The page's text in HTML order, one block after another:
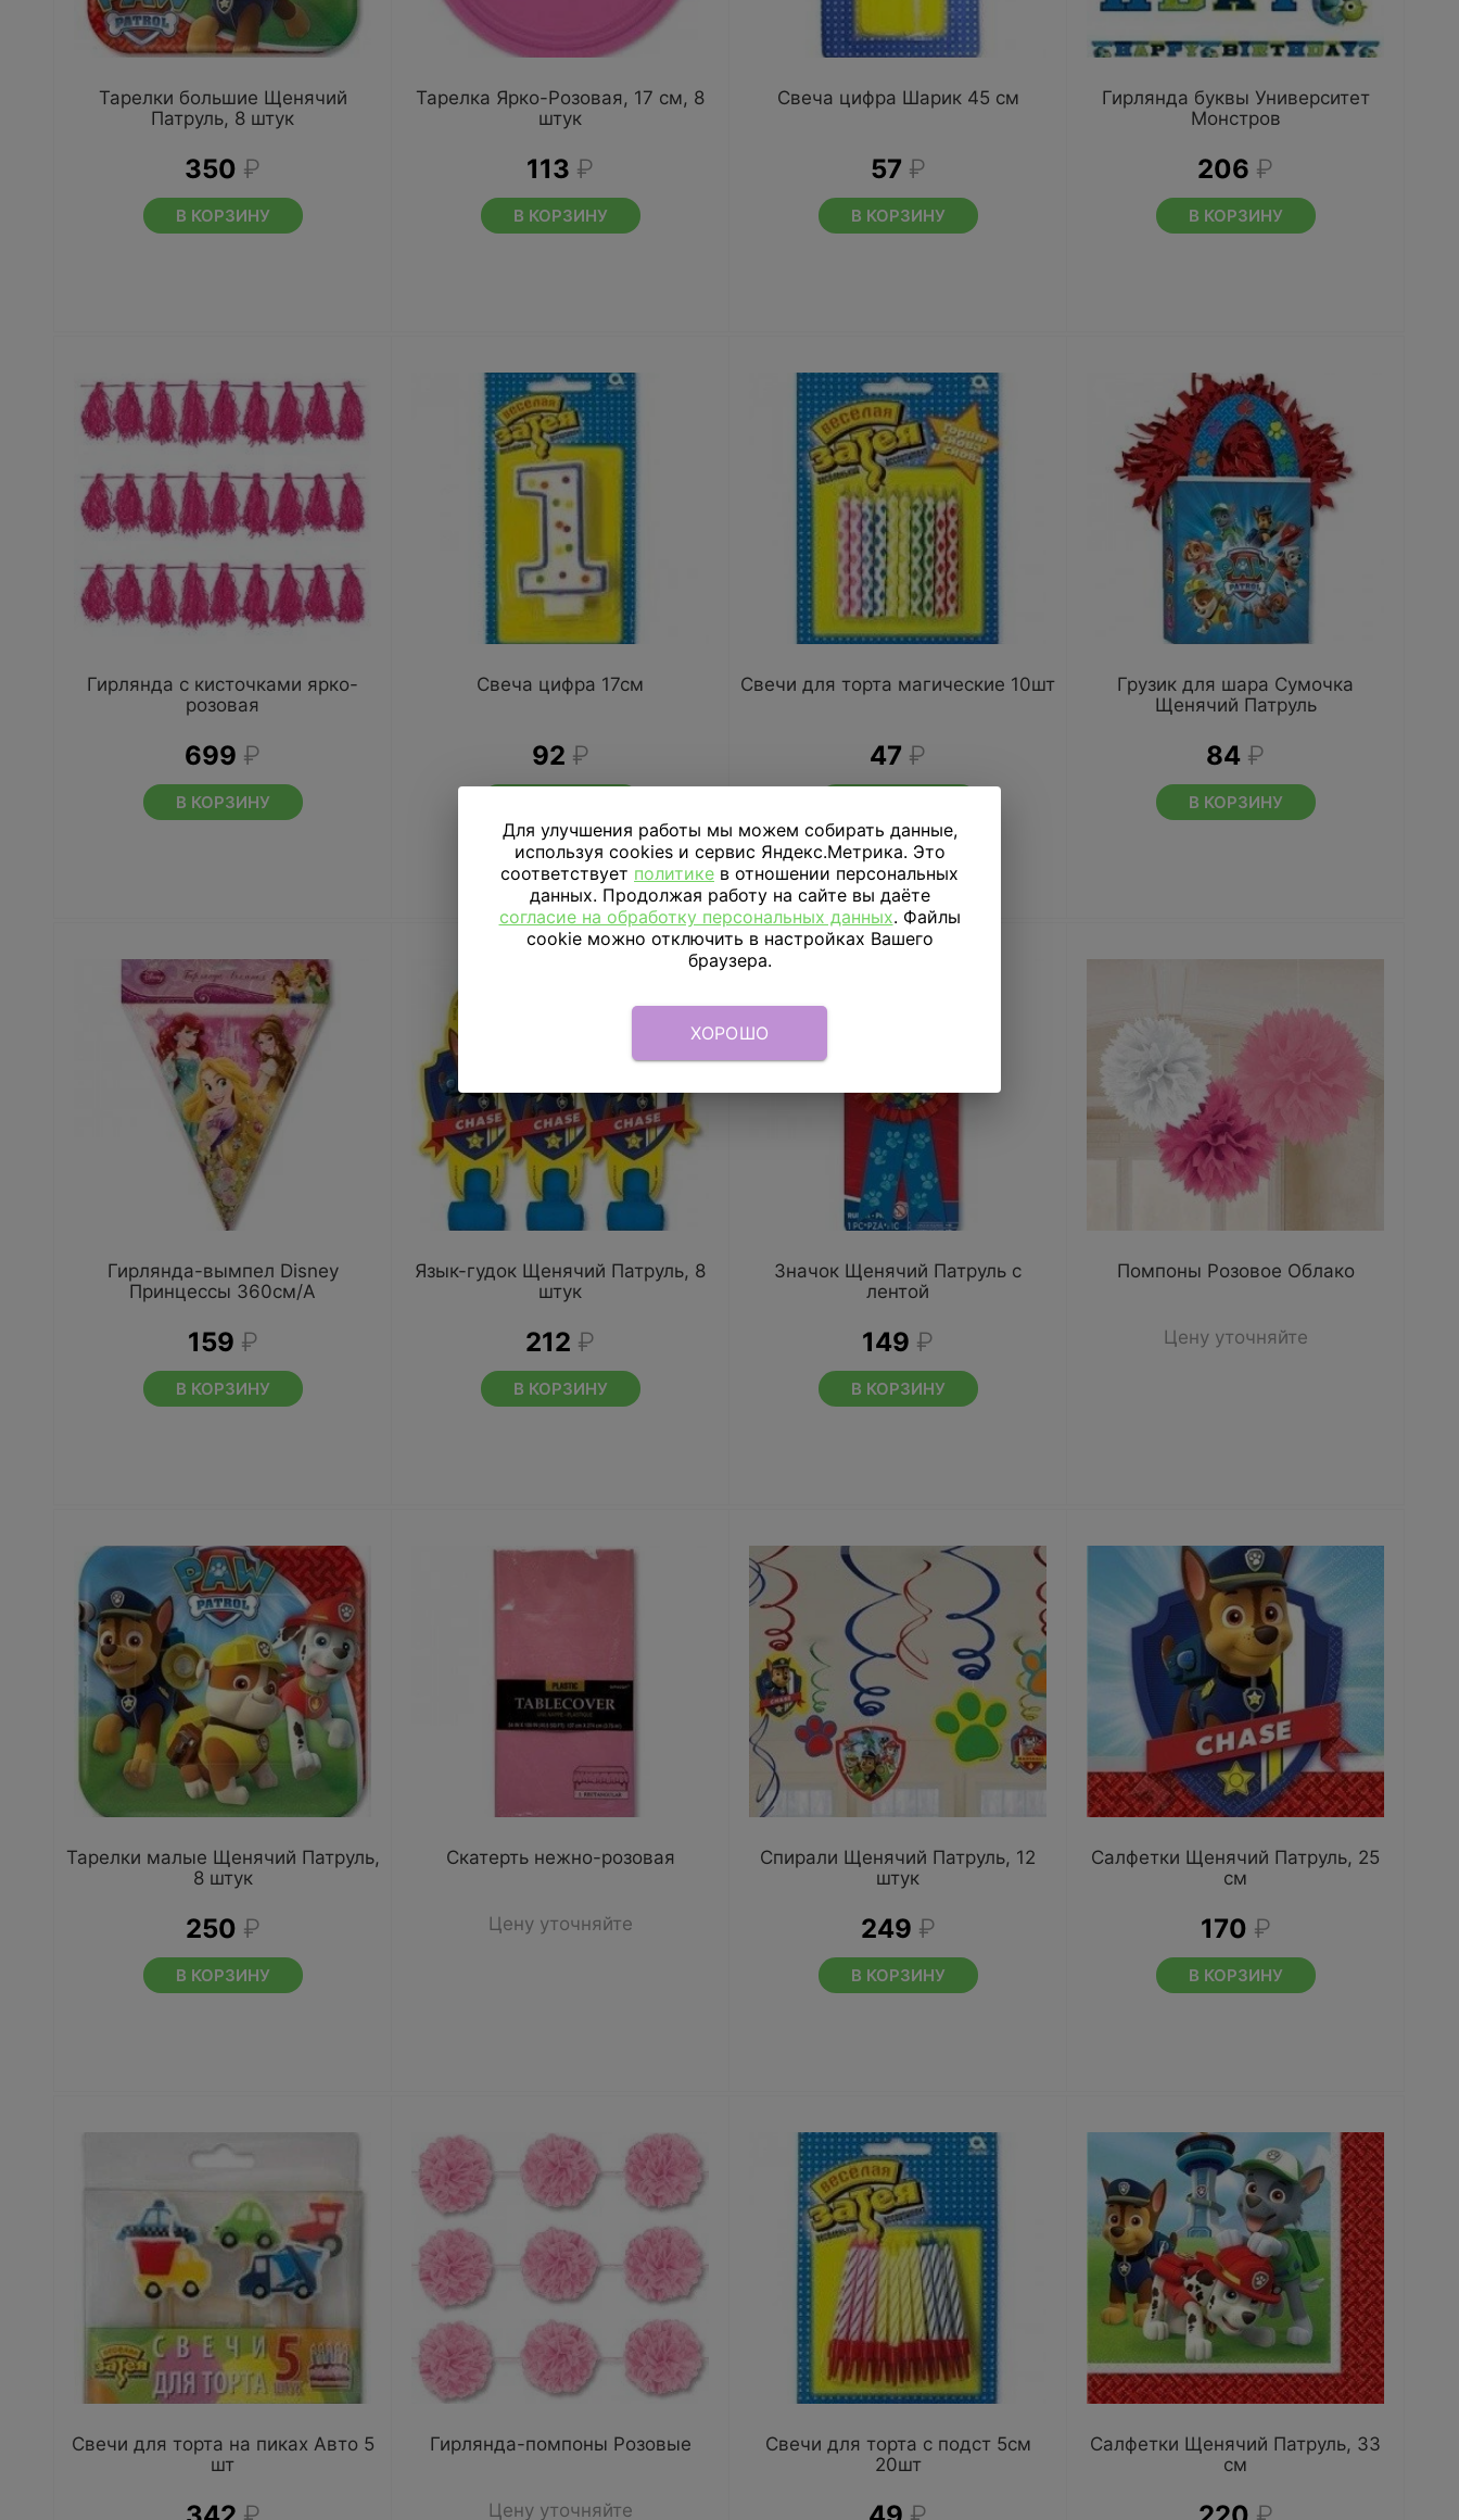
Тарелки большие Щенячий
Патруль, 8 штук
350 ₽
В КОРЗИНУ
Тарелка Ярко-Розовая, 17 см, 8
штук
113 ₽
В КОРЗИНУ
Свеча цифра Шарик 45 см
57 ₽
В КОРЗИНУ
Гирлянда буквы Университет
Монстров
206 ₽
В КОРЗИНУ
Гирлянда с кисточками ярко-
розовая
699 ₽
В КОРЗИНУ
Свеча цифра 17см
92 ₽
Свечи для торта магические 10шт
47 ₽
Грузик для шара Сумочка
Щенячий Патруль
84 ₽
В КОРЗИНУ
Гирлянда-вымпел Disney
Принцессы 360см/А
159 ₽
В КОРЗИНУ
Язык-гудок Щенячий Патруль, 8
штук
212 ₽
В КОРЗИНУ
Значок Щенячий Патруль с
лентой
149 ₽
В КОРЗИНУ
Помпоны Розовое Облако
Цену уточняйте
Тарелки малые Щенячий Патруль,
8 штук
250 ₽
В КОРЗИНУ
Скатерть нежно-розовая
Цену уточняйте
Спирали Щенячий Патруль, 12
штук
249 ₽
В КОРЗИНУ
Салфетки Щенячий Патруль, 25
см
170 ₽
В КОРЗИНУ
Свечи для торта на пиках Авто 5
шт
Гирлянда-помпоны Розовые
Цену уточняйте
Свечи для торта с подст 5см
20шт
Салфетки Щенячий Патруль, 33
см
Для улучшения работы мы можем собирать данные,
используя cookies и сервис Яндекс.Метрика. Это
соответствует политике в отношении персональных
данных. Продолжая работу на сайте вы даёте
согласие на обработку персональных данных. Файлы
cookie можно отключить в настройках Вашего
браузера.
ХОРОШО